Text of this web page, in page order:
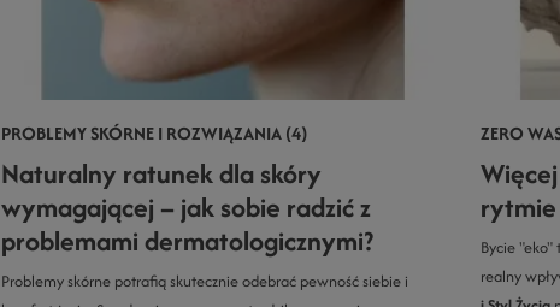
PROBLEMY SKÓRNE I ROZWIĄZANIA (4)
Naturalny ratunek dla skóry
wymagającej – jak sobie radzić z
problemami dermatologicznymi?
Problemy skórne potrafią skutecznie odebrać pewność siebie i
ZERO
rytmie
Bycie
realny